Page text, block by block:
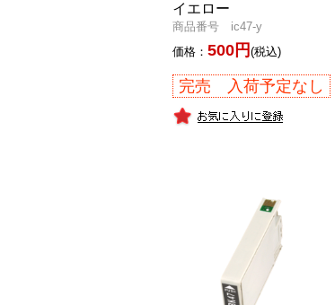
イエロー
商品番号 ic47-y
価格： 500円 (税込)
完売 入荷予定なし